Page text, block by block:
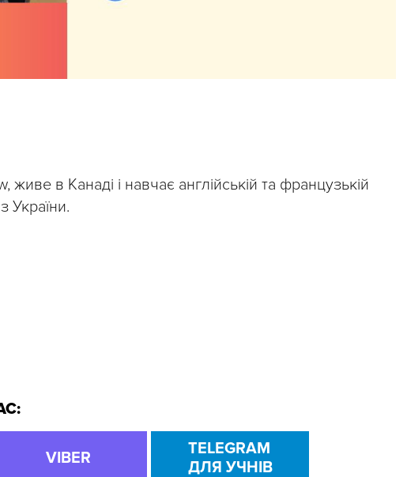
живе в Канаді і навчає англійській та французькій
України.
VIBER
TELEGRAM
ДЛЯ УЧНІВ